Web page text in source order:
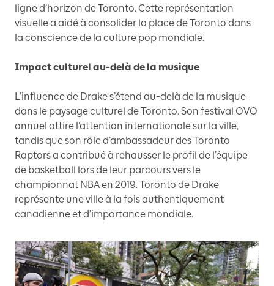
ligne d’horizon de Toronto. Cette représentation
visuelle a aidé à consolider la place de Toronto dans
la conscience de la culture pop mondiale.
Impact culturel au-delà de la musique
L’influence de Drake s’étend au-delà de la musique
dans le paysage culturel de Toronto. Son festival OVO
annuel attire l’attention internationale sur la ville,
tandis que son rôle d’ambassadeur des Toronto
Raptors a contribué à rehausser le profil de l’équipe
de basketball lors de leur parcours vers le
championnat NBA en 2019. Toronto de Drake
représente une ville à la fois authentiquement
canadienne et d’importance mondiale.